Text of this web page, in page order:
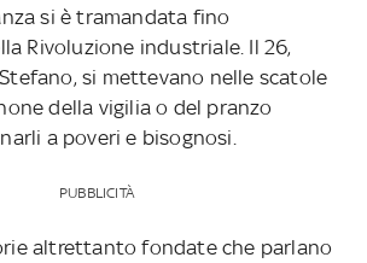
si è tramandata fino
Rivoluzione industriale. Il 26,
si mettevano nelle scatole
della vigilia o del pranzo
a poveri e bisognosi.
PUBBLICITÀ
altrettanto fondate che parlano